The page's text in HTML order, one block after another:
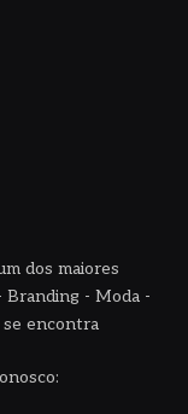
dos maiores
- Moda -
encontra